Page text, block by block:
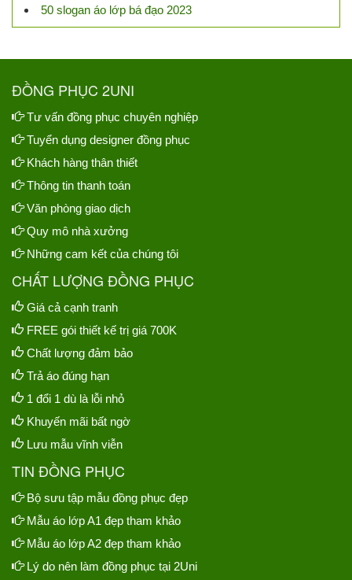
50 slogan áo lớp bá đạo 2023
ĐỒNG PHỤC 2UNI
Tư vấn đồng phục chuyên nghiệp
Tuyển dụng designer đồng phục
Khách hàng thân thiết
Thông tin thanh toán
Văn phòng giao dịch
Quy mô nhà xưởng
Những cam kết của chúng tôi
CHẤT LƯỢNG ĐỒNG PHỤC
Giá cả cạnh tranh
FREE gói thiết kế trị giá 700K
Chất lượng đảm bảo
Trả áo đúng hạn
1 đổi 1 dù là lỗi nhỏ
Khuyến mãi bất ngờ
Lưu mẫu vĩnh viễn
TIN ĐỒNG PHỤC
Bộ sưu tập mẫu đồng phục đẹp
Mẫu áo lớp A1 đẹp tham khảo
Mẫu áo lớp A2 đẹp tham khảo
Lý do nên làm đồng phục tại 2Uni